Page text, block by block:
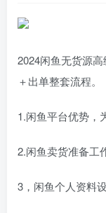
2024闲鱼无货源
＋出单整套流程。
1.闲鱼平台优势，
2.闲鱼卖货准备工
3，闲鱼个人资料